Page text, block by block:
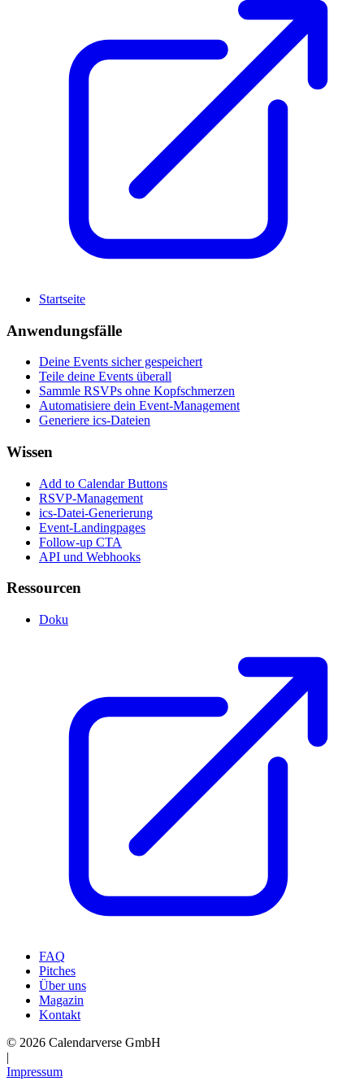
Startseite
Anwendungsfälle
Deine Events sicher gespeichert
Teile deine Events überall
Sammle RSVPs ohne Kopfschmerzen
Automatisiere dein Event-Management
Generiere ics-Dateien
Wissen
Add to Calendar Buttons
RSVP-Management
ics-Datei-Generierung
Event-Landingpages
Follow-up CTA
API und Webhooks
Ressourcen
Doku
FAQ
Pitches
Über uns
Magazin
Kontakt
© 2026 Calendarverse GmbH
|
Impressum